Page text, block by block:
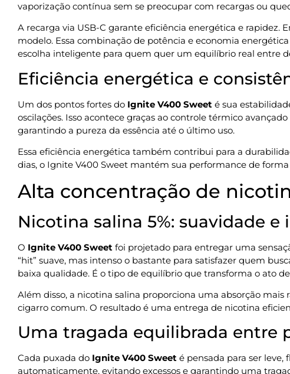
vaporização contínua sem se preocupar com recargas ou
A recarga via USB-C garante eficiência energética e rapidez.
modelo. Essa combinação de potência e economia
escolha inteligente para quem quer um equilíbrio real entre
Eficiência energética e
Um dos pontos fortes do Ignite V400 Sweet é sua
oscilações. Isso acontece graças ao controle térmico
garantindo a pureza da essência até o último uso.
Essa eficiência energética também contribui para a
dias, o Ignite V400 Sweet mantém sua performance de
Alta concentração de
Nicotina salina 5%: suavidade
O Ignite V400 Sweet foi projetado para entregar uma
“hit” suave, mas intenso o bastante para satisfazer quem
baixa qualidade. É o tipo de equilíbrio que transforma o ato
Além disso, a nicotina salina proporciona uma absorção
cigarro comum. O resultado é uma entrega de nicotina
Uma tragada equilibrada entre
Cada puxada do Ignite V400 Sweet é pensada para ser
automaticamente, evitando excessos e garantindo uma